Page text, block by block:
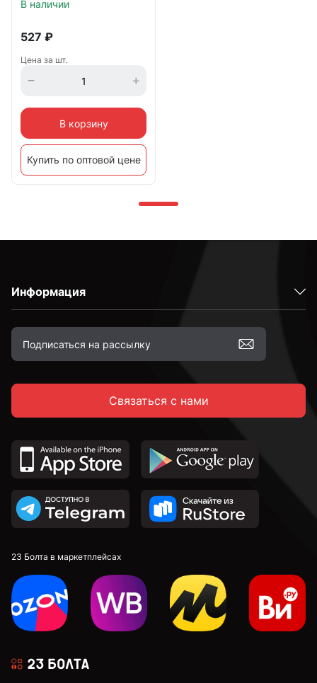
В наличии
527 ₽
Цена за шт.
В корзину
Купить по оптовой цене
Информация
Связаться с нами
23 Болта в маркетплейсах